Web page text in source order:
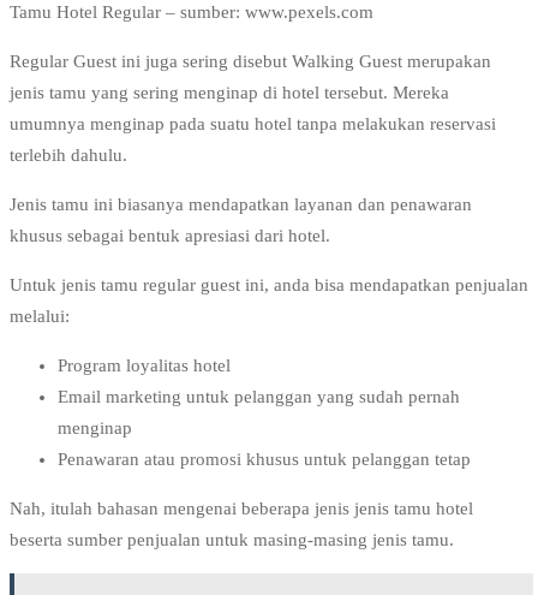
Tamu Hotel Regular – sumber: www.pexels.com
Regular Guest ini juga sering disebut Walking Guest merupakan
jenis tamu yang sering menginap di hotel tersebut. Mereka
umumnya menginap pada suatu hotel tanpa melakukan reservasi
terlebih dahulu.
Jenis tamu ini biasanya mendapatkan layanan dan penawaran
khusus sebagai bentuk apresiasi dari hotel.
Untuk jenis tamu regular guest ini, anda bisa mendapatkan penjualan
melalui:
Program loyalitas hotel
Email marketing untuk pelanggan yang sudah pernah
menginap
Penawaran atau promosi khusus untuk pelanggan tetap
Nah, itulah bahasan mengenai beberapa jenis jenis tamu hotel
beserta sumber penjualan untuk masing-masing jenis tamu.